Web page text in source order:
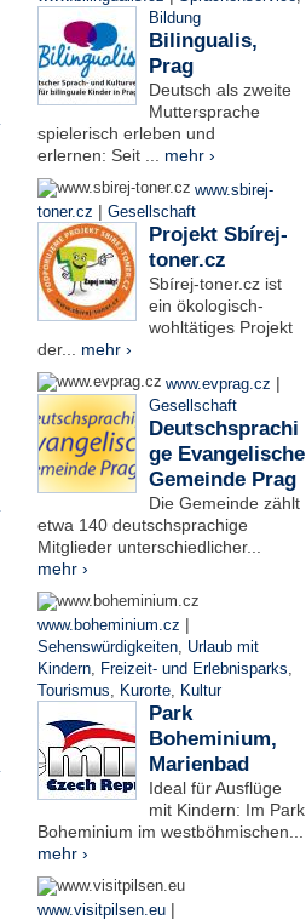
Bildung
Bilingualis,
Prag
Deutsch als zweite
Muttersprache
spielerisch erleben und
erlernen: Seit ... mehr ›
www.sbirej-
toner.cz | Gesellschaft
Projekt Sbírej-
toner.cz
Sbírej-toner.cz ist
ein ökologisch-
wohltätiges Projekt
der... mehr ›
www.evprag.cz |
Gesellschaft
Deutschsprachi
ge Evangelische
Gemeinde Prag
Die Gemeinde zählt
etwa 140 deutschsprachige
Mitglieder unterschiedlicher...
mehr ›
www.boheminium.cz |
Sehenswürdigkeiten, Urlaub mit
Kindern, Freizeit- und Erlebnisparks,
Tourismus, Kurorte, Kultur
Park
Boheminium,
Marienbad
Ideal für Ausflüge
mit Kindern: Im Park
Boheminium im westböhmischen...
mehr ›
www.visitpilsen.eu |